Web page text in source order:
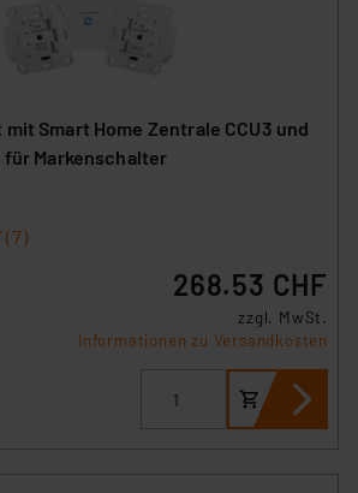
Smart Home Zentrale CCU3 und
Markenschalter
(7)
268.53 CHF
zzgl. MwSt.
Informationen zu Versandkosten